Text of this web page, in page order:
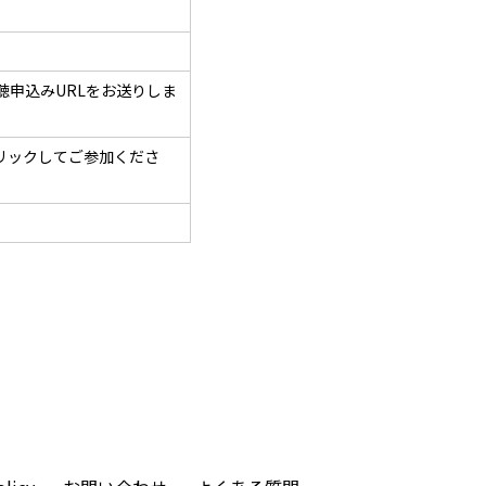
申込みURLをお送りしま
クしてご参加くださ